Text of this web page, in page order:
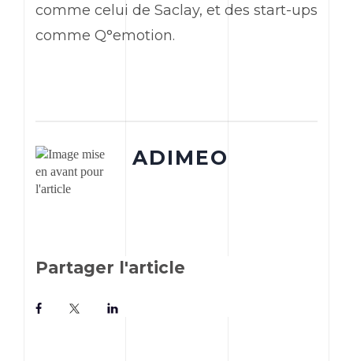
comme celui de Saclay, et des start-ups
comme Q°emotion.
ADIMEO
Partager l'article